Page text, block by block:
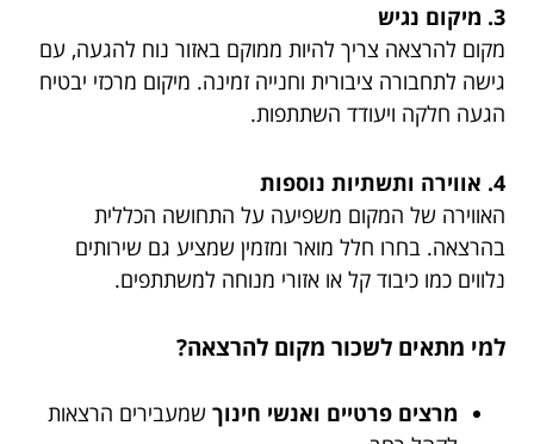
3. מיקום נגיש
מקום להרצאה צריך להיות ממוקם באזור נוח להגעה, עם
גישה לתחבורה ציבורית וחנייה זמינה. מיקום מרכזי יבטיח
הגעה חלקה ויעודד השתתפות.
4. אווירה ותשתיות נוספות
האווירה של המקום משפיעה על התחושה הכללית
בהרצאה. בחרו חלל מואר ומזמין שמציע גם שירותים
נלווים כמו כיבוד קל או אזורי מנוחה למשתתפים.
למי מתאים לשכור מקום להרצאה?
מרצים פרטיים ואנשי חינוך שמעבירים הרצאות